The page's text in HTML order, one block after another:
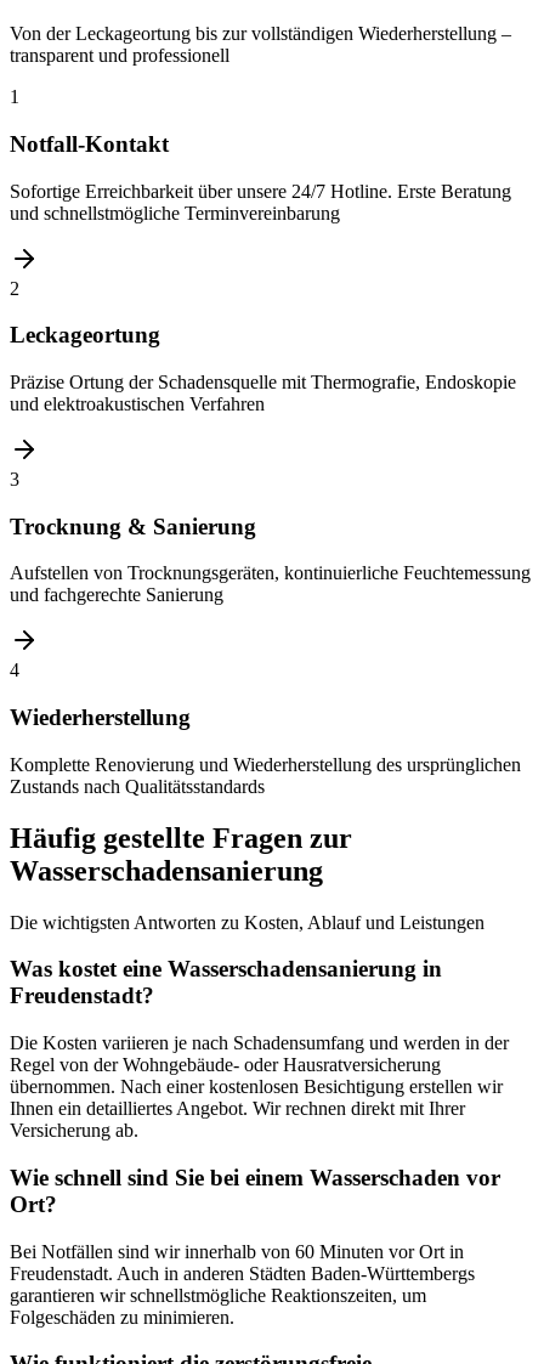
Von der Leckageortung bis zur vollständigen Wiederherstellung –
transparent und professionell
1
Notfall-Kontakt
Sofortige Erreichbarkeit über unsere 24/7 Hotline. Erste Beratung
und schnellstmögliche Terminvereinbarung
2
Leckageortung
Präzise Ortung der Schadensquelle mit Thermografie, Endoskopie
und elektroakustischen Verfahren
3
Trocknung & Sanierung
Aufstellen von Trocknungsgeräten, kontinuierliche Feuchtemessung
und fachgerechte Sanierung
4
Wiederherstellung
Komplette Renovierung und Wiederherstellung des ursprünglichen
Zustands nach Qualitätsstandards
Häufig gestellte Fragen zur
Wasserschadensanierung
Die wichtigsten Antworten zu Kosten, Ablauf und Leistungen
Was kostet eine Wasserschadensanierung in
Freudenstadt?
Die Kosten variieren je nach Schadensumfang und werden in der
Regel von der Wohngebäude- oder Hausratversicherung
übernommen. Nach einer kostenlosen Besichtigung erstellen wir
Ihnen ein detailliertes Angebot. Wir rechnen direkt mit Ihrer
Versicherung ab.
Wie schnell sind Sie bei einem Wasserschaden vor
Ort?
Bei Notfällen sind wir innerhalb von 60 Minuten vor Ort in
Freudenstadt. Auch in anderen Städten Baden-Württembergs
garantieren wir schnellstmögliche Reaktionszeiten, um
Folgeschäden zu minimieren.